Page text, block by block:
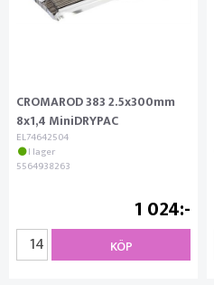
CROMAROD 383 2.5x300mm
8x1,4 MiniDRYPAC
EL74642504
I lager
5564938263
1 024
KÖP